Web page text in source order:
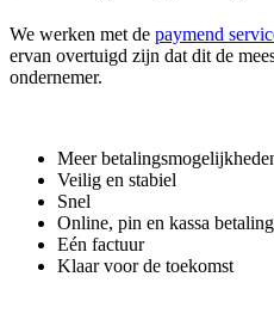
We werken met de paymend
ervan overtuigd zijn dat dit de
ondernemer.
Meer
Veilig en stabiel
Snel
Online, pin en kassa
Eén factuur
Klaar voor de toekomst